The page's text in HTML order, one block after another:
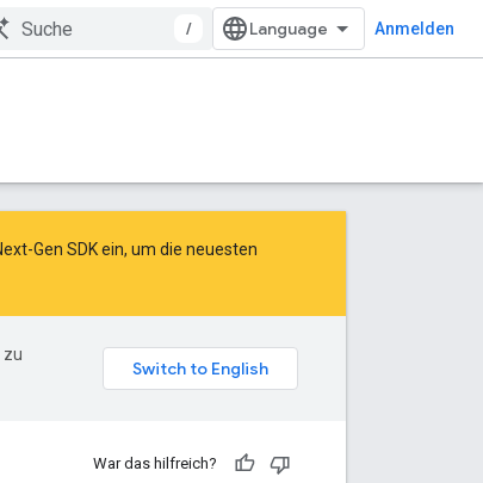
/ Anmelden
Gen SDK ein, um die neuesten
zu
War das hilfreich?